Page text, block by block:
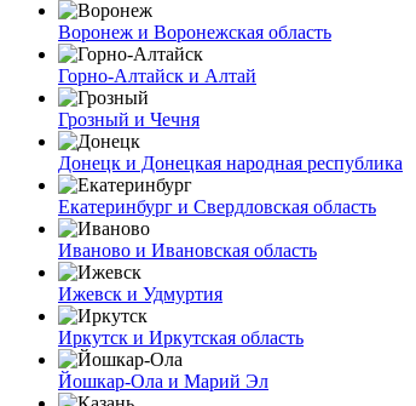
Воронеж и Воронежская область
Горно-Алтайск и Алтай
Грозный и Чечня
Донецк и Донецкая народная республика
Екатеринбург и Свердловская область
Иваново и Ивановская область
Ижевск и Удмуртия
Иркутск и Иркутская область
Йошкар-Ола и Марий Эл